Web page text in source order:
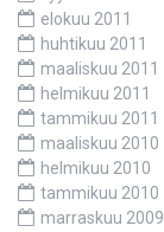
elokuu 2011
huhtikuu 2011
maaliskuu 2011
helmikuu 2011
tammikuu 2011
maaliskuu 2010
helmikuu 2010
tammikuu 2010
marraskuu 2009